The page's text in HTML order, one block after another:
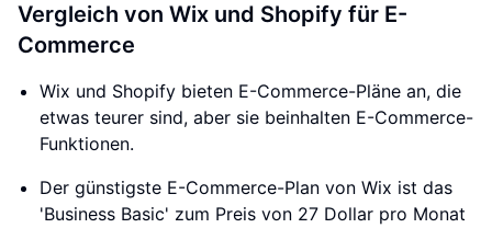
Vergleich von Wix und Shopify für E-
Commerce
Wix und Shopify bieten E-Commerce-Pläne an, die
etwas teurer sind, aber sie beinhalten E-Commerce-
Funktionen.
Der günstigste E-Commerce-Plan von Wix ist das
'Business Basic' zum Preis von 27 Dollar pro Monat